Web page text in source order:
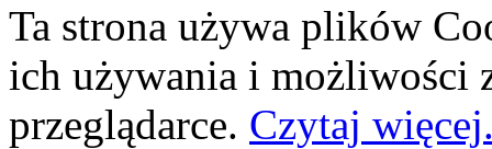
Ta strona używa plików
ich używania i możliwości
przeglądarce. Czytaj